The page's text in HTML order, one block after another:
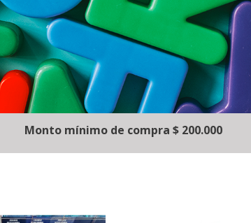
Monto mínimo de compra $ 200.000